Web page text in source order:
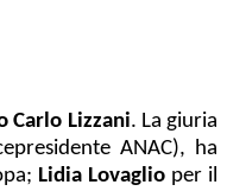
Carlo Lizzani. La giuria
ANAC), ha
Lidia Lovaglioper il